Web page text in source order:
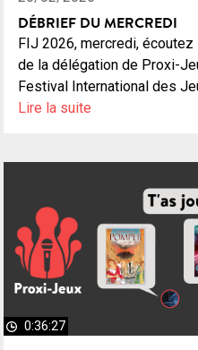
DÉBRIEF DU MERCREDI
FIJ 2026, mercredi,
de la délégation de Proxi-
Festival International des
Lire la suite
0:36:27